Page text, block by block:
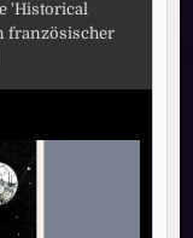
'Historical
französischer